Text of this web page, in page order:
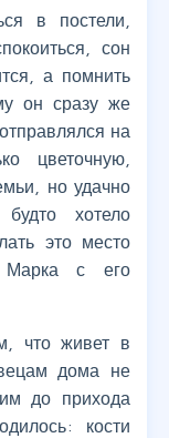
в постели,
сон
а помнить
он сразу же
на
цветочную,
но удачно
хотело
это место
Марка с его
что живет в
дома не
до прихода
кости